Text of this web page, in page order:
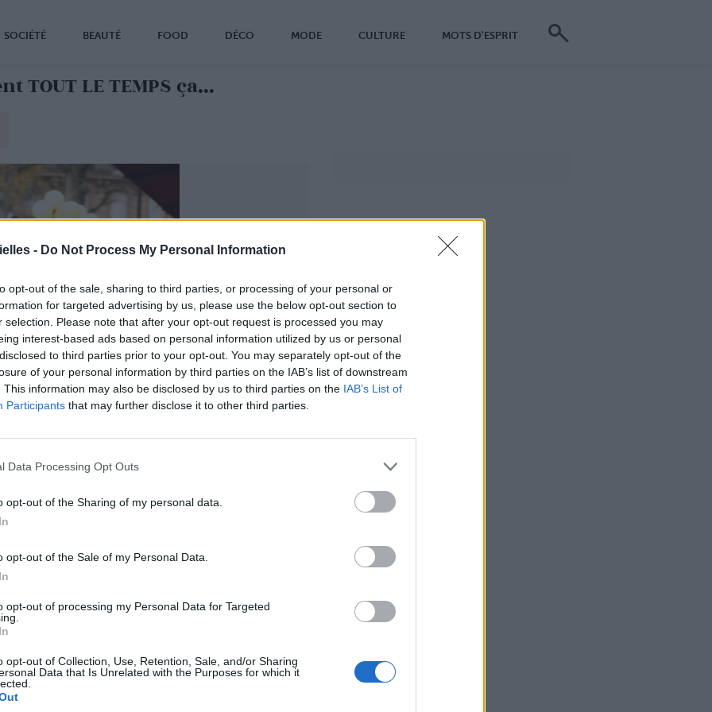
- Do Not Process My Personal Information
opt-out of the sale, sharing to third parties, or processing of your personal or
for targeted advertising by us, please use the below opt-out section to
selection. Please note that after your opt-out request is processed you may
interest-based ads based on personal information utilized by us or personal
to third parties prior to your opt-out. You may separately opt-out of the
of your personal information by third parties on the IAB’s list of downstream
This information may also be disclosed by us to third parties on the IAB’s List of
Participants that may further disclose it to other third parties.
Data Processing Opt Outs
opt-out of the Sharing of my personal data.
opt-out of the Sale of my Personal Data.
opt-out of processing my Personal Data for Targeted
opt-out of Collection, Use, Retention, Sale, and/or Sharing
Data that Is Unrelated with the Purposes for which it
SOCIÉTÉ BEAUTÉ FOOD DÉCO MODE CULTURE MOTS D'ESPRIT
TOUT LE TEMPS ça...
fou
des rides, et comme il y a déjà la pollution, il faut
à fait normale, et ensuite, ils prennent la grosse
peuplade rare et au-dessus de tout monde réel.